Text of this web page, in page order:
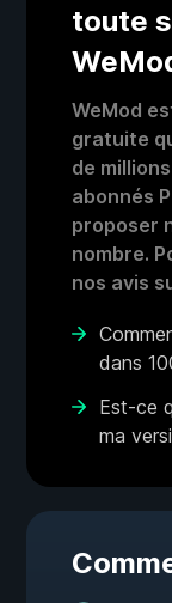
toute
WeMod
gratuite
de
abonnés
proposer
nombre.
nos avis
dans
Est-ce
ma